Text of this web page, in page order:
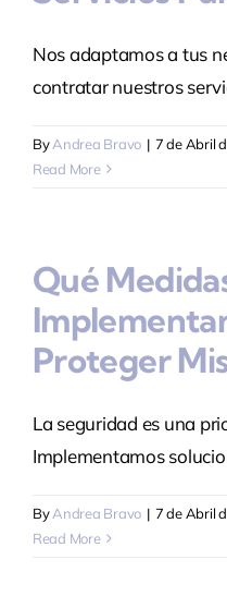
Nos adaptamos a tus
contratar nuestros
ByAndrea Bravo | 7 de Abril
Read More
Qué
Proteger
La seguridad es una
Implementamos
ByAndrea Bravo | 7 de Abril
Read More